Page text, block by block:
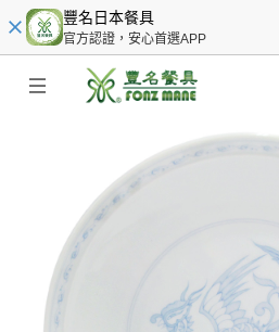
豐名日本餐具
官方認證，安心首選APP